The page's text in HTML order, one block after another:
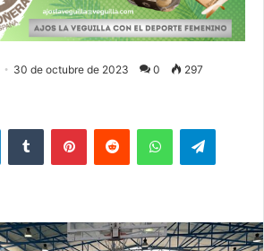
30 de octubre de 2023 0 297